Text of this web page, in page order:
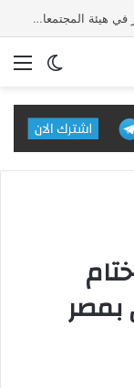
عقول تحب مصر: راندة المنشاوي وكتيبة الإنجاز في هيئة المجتمعات العمرانية
الوضع
بمصر